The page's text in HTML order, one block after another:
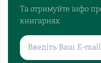
Та отримуйте інфо
книгарнях